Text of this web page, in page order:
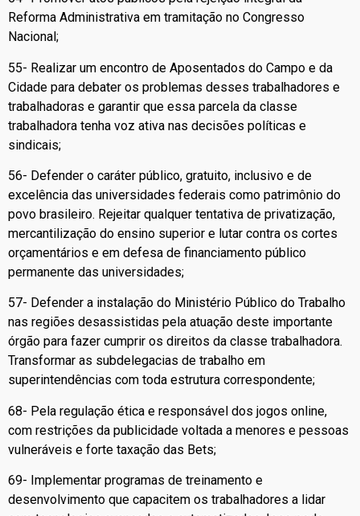
Reforma Administrativa em tramitação no Congresso
Nacional;
55- Realizar um encontro de Aposentados do Campo e da
Cidade para debater os problemas desses trabalhadores e
trabalhadoras e garantir que essa parcela da classe
trabalhadora tenha voz ativa nas decisões políticas e
sindicais;
56- Defender o caráter público, gratuito, inclusivo e de
excelência das universidades federais como patrimônio do
povo brasileiro. Rejeitar qualquer tentativa de privatização,
mercantilização do ensino superior e lutar contra os cortes
orçamentários e em defesa de financiamento público
permanente das universidades;
57- Defender a instalação do Ministério Público do Trabalho
nas regiões desassistidas pela atuação deste importante
órgão para fazer cumprir os direitos da classe trabalhadora.
Transformar as subdelegacias de trabalho em
superintendências com toda estrutura correspondente;
68- Pela regulação ética e responsável dos jogos online,
com restrições da publicidade voltada a menores e pessoas
vulneráveis e forte taxação das Bets;
69- Implementar programas de treinamento e
desenvolvimento que capacitem os trabalhadores a lidar